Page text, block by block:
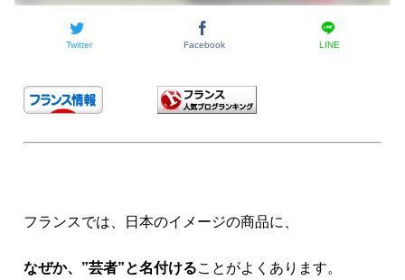
Twitter Facebook LINE
フランスでは、日本のイメージの商品に、
なぜか、”芸者”と名付けることがよくあります。